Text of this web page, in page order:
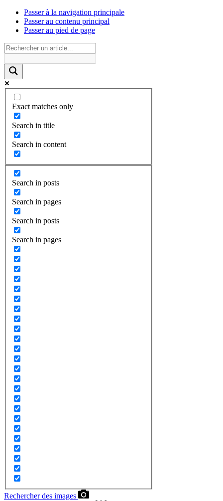
Passer à la navigation principale
Passer au contenu principal
Passer au pied de page
Exact matches only
Search in title
Search in content
Search in posts
Search in pages
Search in posts
Search in pages
Rechercher des images